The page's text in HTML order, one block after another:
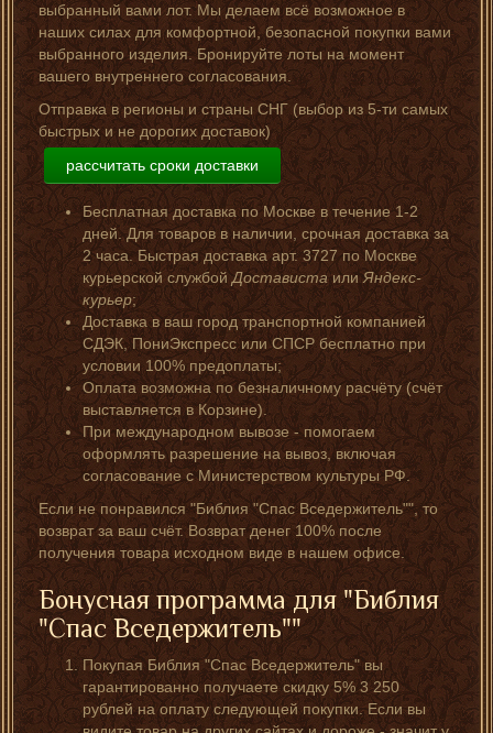
выбранный вами лот. Мы делаем всё возможное в
наших силах для комфортной, безопасной покупки вами
выбранного изделия. Бронируйте лоты на момент
вашего внутреннего согласования.
Отправка в регионы и страны СНГ (выбор из 5-ти самых
быстрых и не дорогих доставок)
рассчитать сроки доставки
Бесплатная доставка по Москве в течение 1-2
дней. Для товаров в наличии, срочная доставка за
2 часа. Быстрая доставка арт. 3727 по Москве
курьерской службойДоставистаилиЯндекс-
курьер;
Доставка в ваш город транспортной компанией
СДЭК, ПониЭкспресс или СПСР бесплатно при
условии 100% предоплаты;
Оплата возможна по безналичному расчёту (счёт
выставляется в Корзине).
При международном вывозе - помогаем
оформлять разрешение на вывоз, включая
согласование с Министерством культуры РФ.
Если не понравился "Библия "Спас Вседержитель"", то
возврат за ваш счёт. Возврат денег 100% после
получения товара исходном виде в нашем офисе.
Бонусная программа для "Библия
"Спас Вседержитель""
Покупая Библия "Спас Вседержитель" вы
гарантированно получаете скидку 5% 3 250
рублей на оплату следующей покупки. Если вы